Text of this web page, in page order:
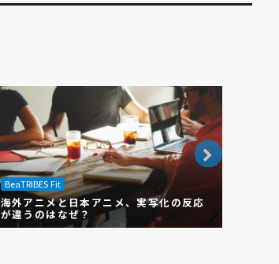
BeaTRIBES Fit
海外アニメと日本アニメ、実写化の反応
が違うのはなぜ？